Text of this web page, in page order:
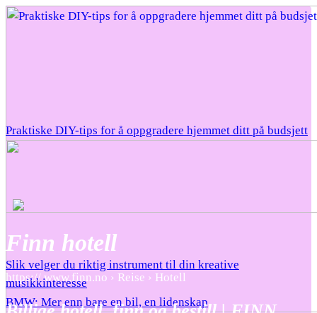
Praktiske DIY-tips for å oppgradere hjemmet ditt på budsjett
Slik velger du riktig instrument til din kreative
musikkinteresse
BMW: Mer enn bare en bil, en lidenskap
Finn hotell
https:// www.finn.no › Reise › Hotell